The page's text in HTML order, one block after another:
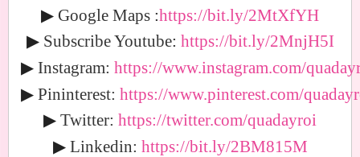
▶ Google Maps :https://bit.ly/2MtXfYH
▶ Subscribe Youtube: https://bit.ly/2MnjH5I
▶ Instagram: https://www.instagram.com/
▶ Pininterest: https://www.pinterest.com/
▶ Twitter: https://twitter.com/quadayroi
▶ Linkedin: https://bit.ly/2BM815M